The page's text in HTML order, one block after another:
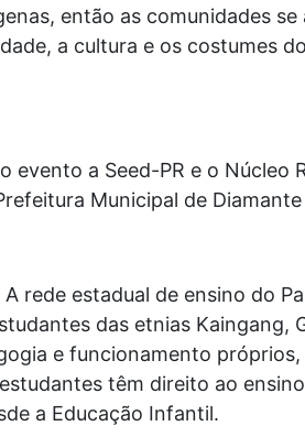
então as comunidades
a cultura e os costumes
evento a Seed-PR e o Núcleo
Municipal de Diamante
A rede estadual de ensino do
das etnias Kaingang,
e funcionamento
têm direito ao
a Educação Infantil.